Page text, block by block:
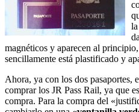
magnéticos y aparecen al
sencillamente está plastificado y
Ahora, ya con los dos pasaportes,
comprar los JR Pass Rail, ya que
compra. Para la compra del